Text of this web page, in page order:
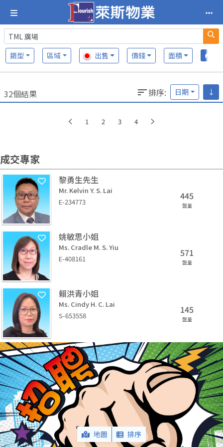
類型 區域 出售 價錢 面積
32個結果 排序: 日期 ↓
1 2 3 4
成交專家
黎勇生先生
Mr. Kelvin Y. S. Lai
E-234773
445
盤量
姚敏思小姐
Ms. Cradle M. S. Yiu
E-408161
571
盤量
賴洪青小姐
Ms. Cindy H. C. Lai
S-653558
145
盤量
地圖 排序